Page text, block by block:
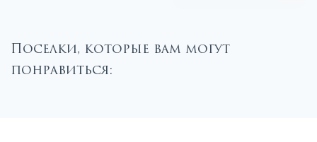
Поселки, которые вам могут
понравиться: